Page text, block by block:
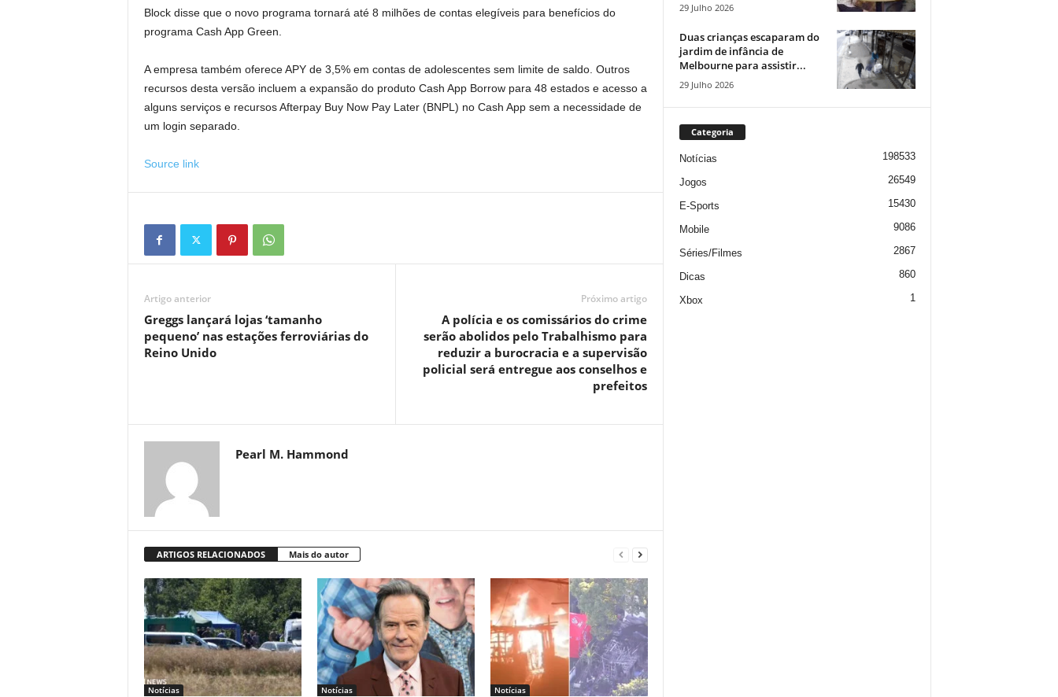
Block disse que o novo programa tornará até 8 milhões de contas elegíveis para benefícios do
programa Cash App Green.
A empresa também oferece APY de 3,5% em contas de adolescentes sem limite de saldo. Outros
recursos desta versão incluem a expansão do produto Cash App Borrow para 48 estados e acesso a
alguns serviços e recursos Afterpay Buy Now Pay Later (BNPL) no Cash App sem a necessidade de
um login separado.
Source link
Artigo anterior
Greggs lançará lojas ‘tamanho
pequeno’ nas estações ferroviárias do
Reino Unido
Próximo artigo
A polícia e os comissários do crime
serão abolidos pelo Trabalhismo para
reduzir a burocracia e a supervisão
policial será entregue aos conselhos e
prefeitos
Pearl M. Hammond
ARTIGOS RELACIONADOS Mais do autor
Notícias Notícias Notícias
29 Julho 2026
Duas crianças escaparam do
jardim de infância de
Melbourne para assistir...
29 Julho 2026
Categoria
Notícias 198533
Jogos 26549
E-Sports 15430
Mobile 9086
Séries/Filmes 2867
Dicas 860
Xbox 1